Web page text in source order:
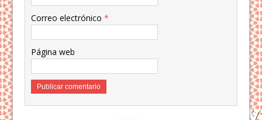
Correo electrónico*
Página web